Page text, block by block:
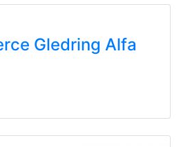
Gledring Alfa